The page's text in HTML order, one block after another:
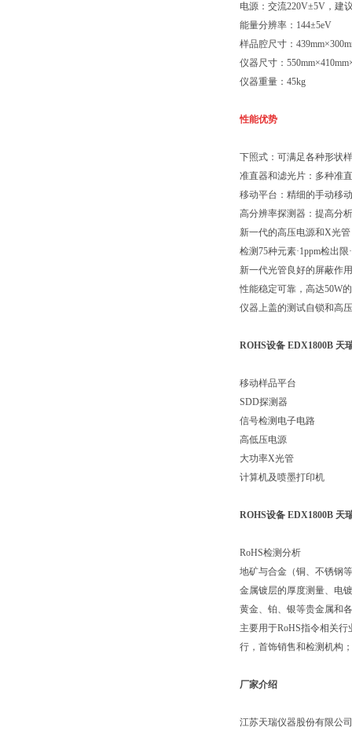
电源：交流220V±5V，建
能量分辨率：144±5eV
样品腔尺寸：
仪器尺寸：
仪器重量：45kg
性能优势
下照式：可满足各种形状
准直器和滤光片：多种准
移动平台：精细的手动移
高分辨率探测器：提高分
新一代的高压电源和X光
检测75种元素·1ppm检出限
新一代光管良好的屏蔽作
性能稳定可靠，高达50W
仪器上盖的测试自锁和高
ROHS设备 EDX1800B 天
移动样品平台
SDD探测器
信号检测电子电路
高低压电源
大功率X光管
计算机及喷墨打印机
ROHS设备 EDX1800B 天
RoHS检测分析
地矿与合金（铜、不锈钢
金属镀层的厚度测量、电
黄金、铂、银等贵金属和
主要用于RoHS指令相关
行，首饰销售和检测机构
厂家介绍
江苏天瑞仪器股份有限公